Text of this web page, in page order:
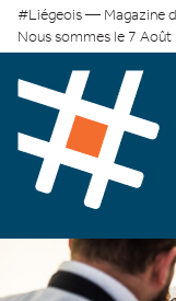
#Liégeois — Magazine
Nous sommes le 7